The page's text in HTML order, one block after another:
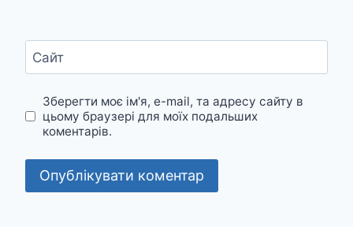
Сайт
Зберегти моє ім'я, e-mail, та адресу сайту в
цьому браузері для моїх подальших
коментарів.